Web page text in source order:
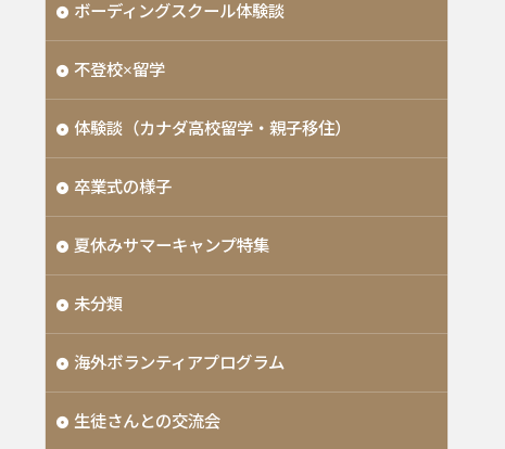
ボーディングスクール体験談
不登校×留学
体験談（カナダ高校留学・親子移住）
卒業式の様子
夏休みサマーキャンプ特集
未分類
海外ボランティアプログラム
生徒さんとの交流会